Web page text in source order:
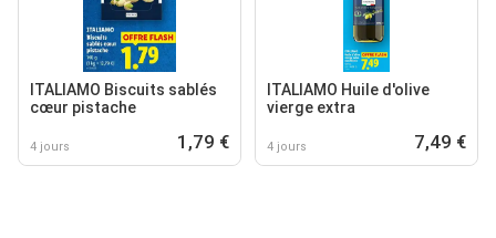
ITALIAMO Biscuits sablés
cœur pistache
4 jours 1,79 €
ITALIAMO Huile d'olive
vierge extra
4 jours 7,49 €